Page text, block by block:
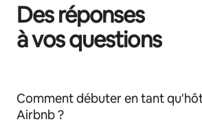
Des réponses
à vos questions
Comment débuter en tant
Airbnb ?